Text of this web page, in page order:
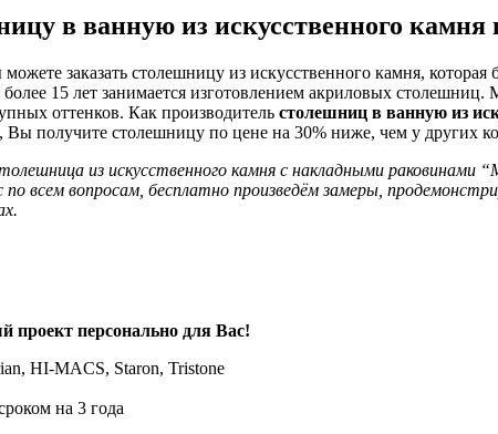
в ванную из искусственного
заказать столешницу из искусственного камня,
15 лет занимается изготовлением акриловых
оттенков. Как производитель столешниц в ванную из
получите столешницу по цене на 30% ниже, чем у других
из искусственного камня с накладными
всем вопросам, бесплатно произведём замеры,
проект персонально для Вас!
HI-MACS, Staron, Tristone
на 3 года